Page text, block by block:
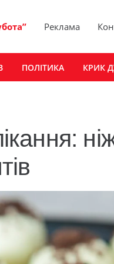
Реклама
ПОЛІТИКА КРИК